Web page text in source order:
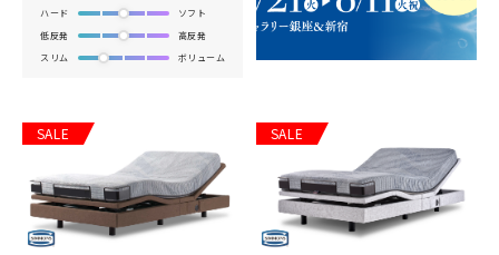
ハード
ソフト
低反発
高反発
スリム
ボリューム
SALE SALE